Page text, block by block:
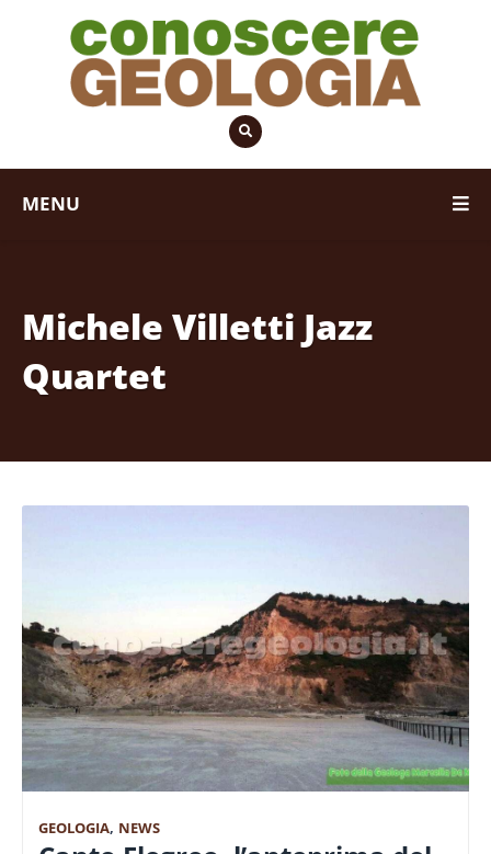
MENU
Michele Villetti Jazz
Quartet
GEOLOGIA, NEWS